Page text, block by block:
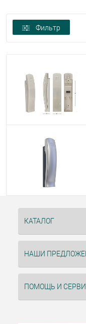
Фильтр
КАТАЛОГ
НАШИ
ПОМОЩЬ И